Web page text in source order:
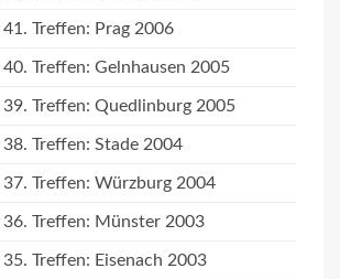
Treffen: Prag 2006
Treffen: Gelnhausen 2005
Treffen: Quedlinburg 2005
Treffen: Stade 2004
Treffen: Würzburg 2004
Treffen: Münster 2003
Treffen: Eisenach 2003